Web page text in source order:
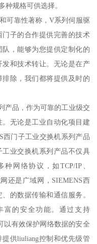
种规格可供选择。
可靠性著称，V系列伺服驱
子的合作提供完善的技术
，能够为您提供定制化的
和技术转让。无论是在产
除，我们都将提供及时的
品，作为可靠的工业级交
无论是工业自动化项目建
西门子工业交换机系列产品
业交换机系列产品不仅具
网络协议，如TCP/IP、
还是广域网，SIEMENS西
的数据传输和通信服务。
富的安全功能。通过支持
以有效保护网络数据的安全
供liuliang控制和优先级管